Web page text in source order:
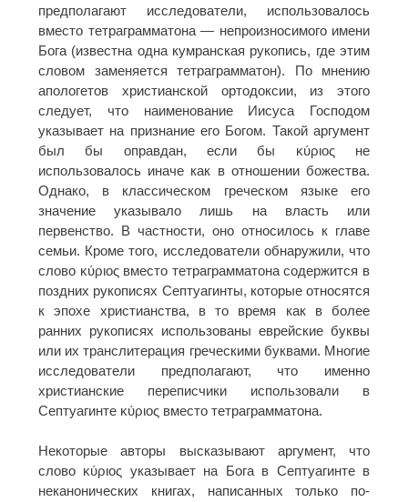
предполагают исследователи, использовалось
вместо тетраграмматона — непроизносимого имени
Бога (известна одна кумранская рукопись, где этим
словом заменяется тетраграмматон). По мнению
апологетов христианской ортодоксии, из этого
следует, что наименование Иисуса Господом
указывает на признание его Богом. Такой аргумент
был бы оправдан, если бы κύριος не
использовалось иначе как в отношении божества.
Однако, в классическом греческом языке его
значение указывало лишь на власть или
первенство. В частности, оно относилось к главе
семьи. Кроме того, исследователи обнаружили, что
слово κύριος вместо тетраграмматона содержится в
поздних рукописях Септуагинты, которые относятся
к эпохе христианства, в то время как в более
ранних рукописях использованы еврейские буквы
или их транслитерация греческими буквами. Многие
исследователи предполагают, что именно
христианские переписчики использовали в
Септуагинте κύριος вместо тетраграмматона.
Некоторые авторы высказывают аргумент, что
слово κύριος указывает на Бога в Септуагинте в
неканонических книгах, написанных только по-